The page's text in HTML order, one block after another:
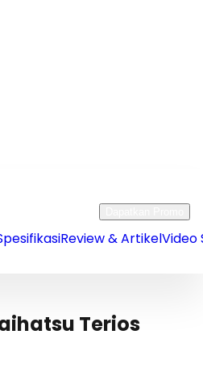
Review & ArtikelVideo
Terios